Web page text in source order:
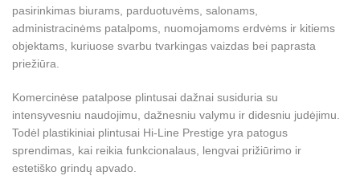
pasirinkimas biurams, parduotuvėms, salonams,
administracinėms patalpoms, nuomojamoms erdvėms ir kitiems
objektams, kuriuose svarbu tvarkingas vaizdas bei paprasta
priežiūra.
Komercinėse patalpose plintusai dažnai susiduria su
intensyvesniu naudojimu, dažnesniu valymu ir didesniu judėjimu.
Todėl plastikiniai plintusai Hi-Line Prestige yra patogus
sprendimas, kai reikia funkcionalaus, lengvai prižiūrimo ir
estetiško grindų apvado.